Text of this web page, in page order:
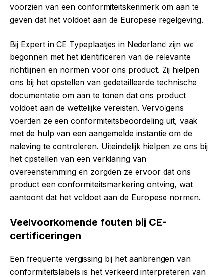
voorzien van een conformiteitskenmerk om aan te
geven dat het voldoet aan de Europese regelgeving.
Bij Expert in CE Typeplaatjes in Nederland zijn we
begonnen met het identificeren van de relevante
richtlijnen en normen voor ons product. Zij hielpen
ons bij het opstellen van gedetailleerde technische
documentatie om aan te tonen dat ons product
voldoet aan de wettelijke vereisten. Vervolgens
voerden ze een conformiteitsbeoordeling uit, vaak
met de hulp van een aangemelde instantie om de
naleving te controleren. Uiteindelijk hielpen ze ons bij
het opstellen van een verklaring van
overeenstemming en zorgden ze ervoor dat ons
product een conformiteitsmarkering ontving, wat
aantoont dat het voldoet aan de Europese normen.
Veelvoorkomende fouten bij CE-
certificeringen
Een frequente vergissing bij het aanbrengen van
conformiteitslabels is het verkeerd interpreteren van